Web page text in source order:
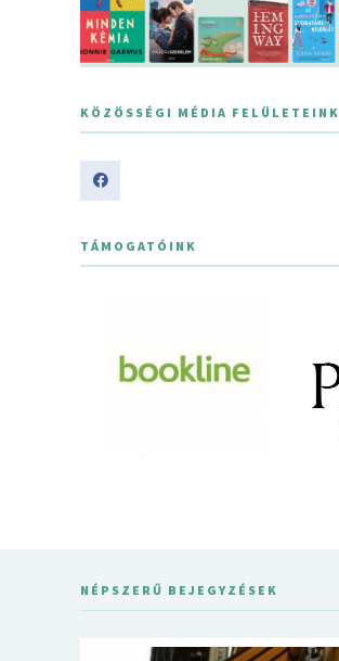
KÖZÖSSÉGI MÉDIA FELÜLETEINK
TÁMOGATÓINK
NÉPSZERŰ BEJEGYZÉSEK